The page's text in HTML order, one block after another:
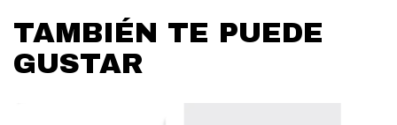
TAMBIÉN TE PUEDE
GUSTAR